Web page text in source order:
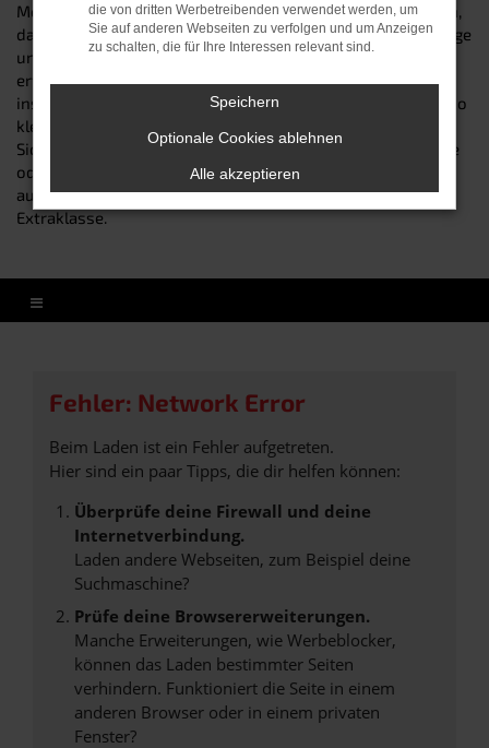
Modells seit vielen Generationen. Unsere Kfz-Profis wissen,
dass der gute Name des Herstellers für besonders langlebige
und zuverlässige Fahrzeuge bürgt. Dennoch prüft unser
erfahrener Werkstattservice jeden angekauften Wagen bis
ins kleinste Detail und beseitigt im Bedarfsfall jeden noch so
kleinen Verschleiß – damit Sie in jedem Fall auf Nummer
Sicher gehen. Besuchen Sie uns an einem unserer Standorte
oder online und sichern Sie sich einen perfekt
ausgestatteten CUPRA Ateca Gebrauchtwagen der
Extraklasse.
Fehler: Network Error
Beim Laden ist ein Fehler aufgetreten.
Hier sind ein paar Tipps, die dir helfen können:
Überprüfe deine Firewall und deine
Internetverbindung.
Laden andere Webseiten, zum Beispiel deine
Suchmaschine?
Prüfe deine Browsererweiterungen.
Manche Erweiterungen, wie Werbeblocker,
können das Laden bestimmter Seiten
verhindern. Funktioniert die Seite in einem
anderen Browser oder in einem privaten
Fenster?
die von dritten Werbetreibenden verwendet werden, um
Sie auf anderen Webseiten zu verfolgen und um Anzeigen
zu schalten, die für Ihre Interessen relevant sind.
Speichern
Optionale Cookies ablehnen
Alle akzeptieren